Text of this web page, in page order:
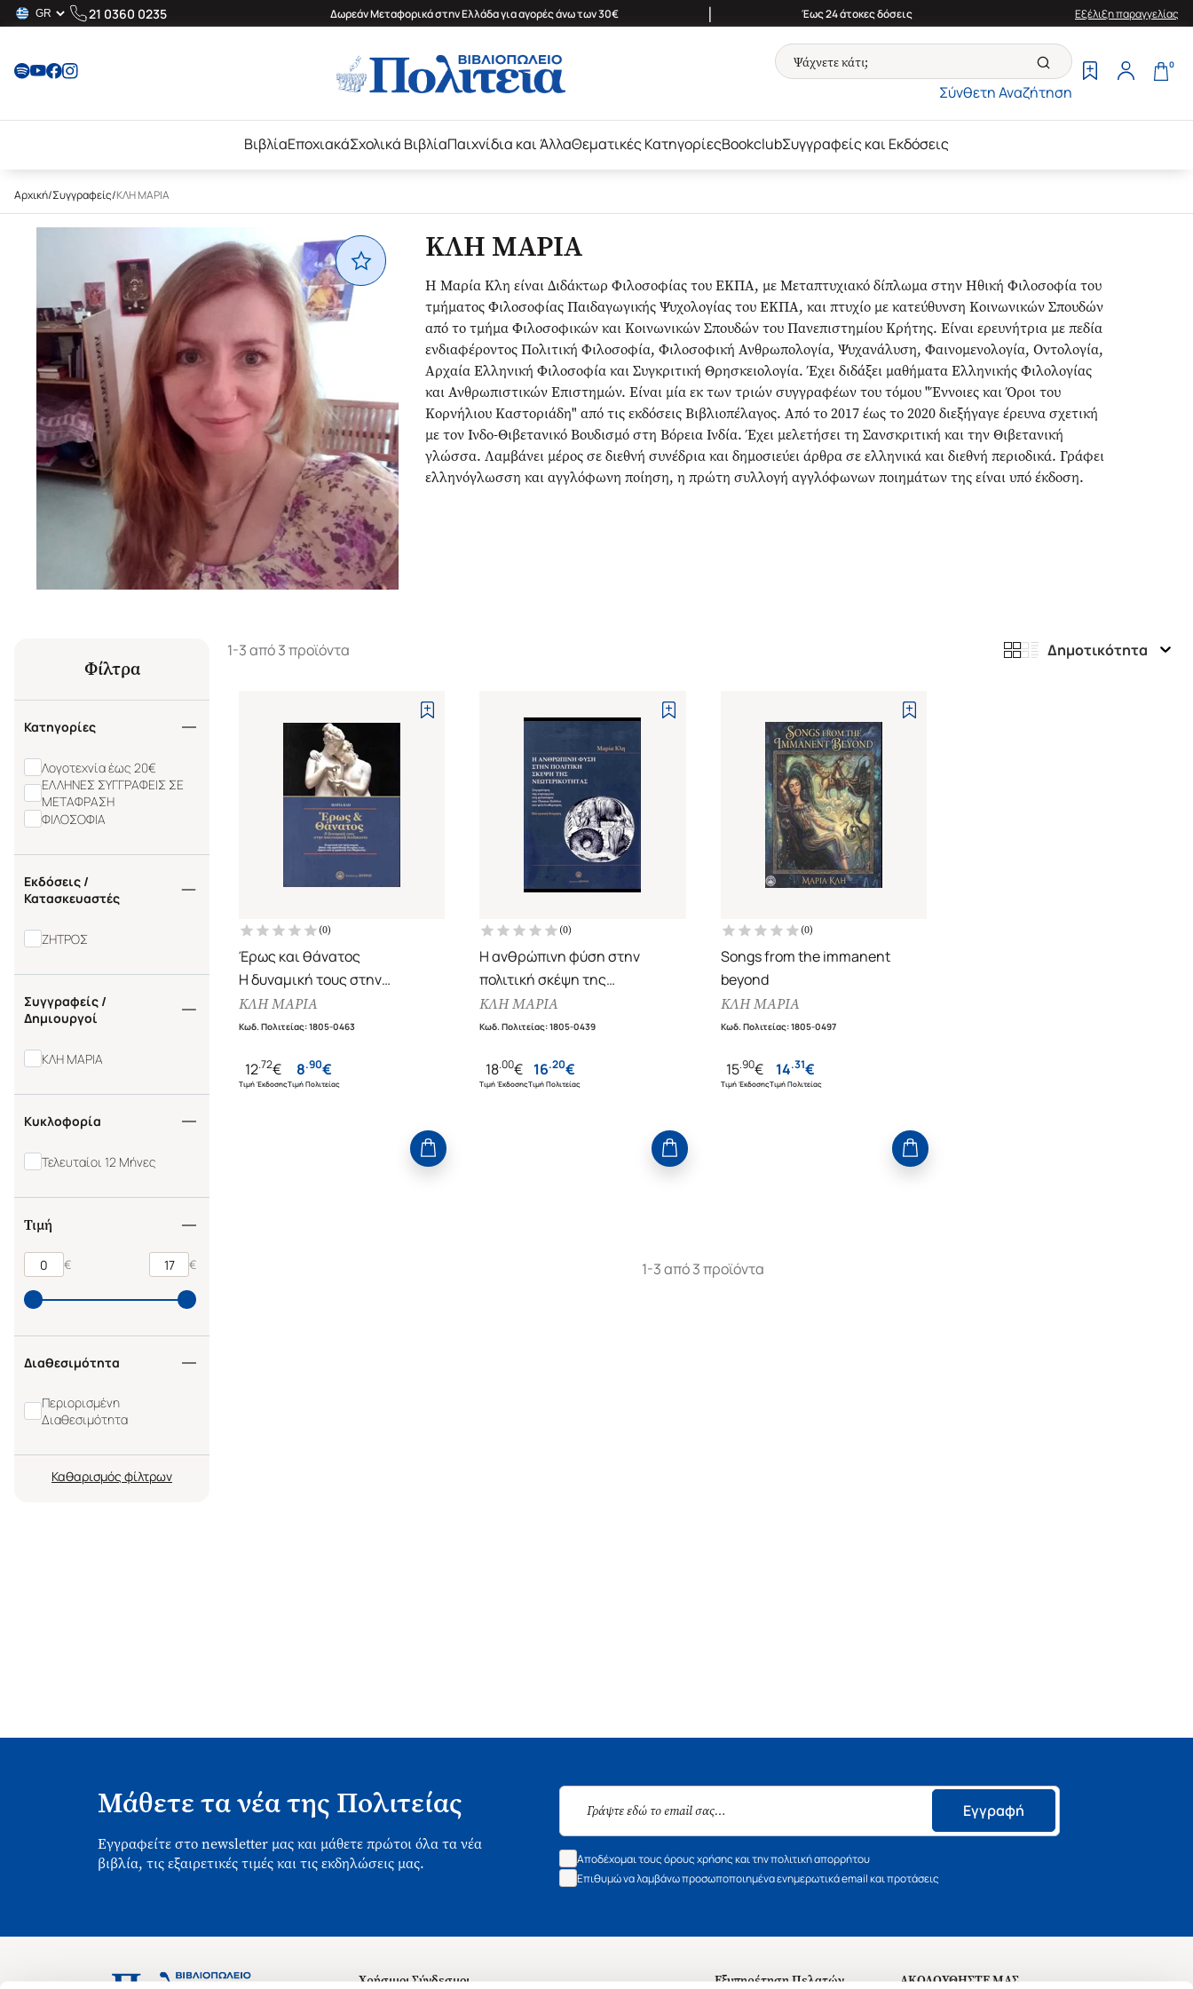
21 0360 0235 Δωρεάν Μεταφορικά στην Ελλάδα για αγορές άνω των 30€ | Έως 24 άτοκες δόσεις Εξέλιξη παραγγελίας
Σύνθετη Αναζήτηση
0
ΒιβλίαΕποχιακάΣχολικά ΒιβλίαΠαιχνίδια και ΆλλαΘεματικές ΚατηγορίεςBookclubΣυγγραφείς και Εκδόσεις
Αρχική/Συγγραφείς/ΚΛΗ ΜΑΡΙΑ
ΚΛΗ ΜΑΡΙΑ
Η Μαρία Κλη είναι Διδάκτωρ Φιλοσοφίας του ΕΚΠΑ, με Μεταπτυχιακό δίπλωμα στην Ηθική Φιλοσοφία του
τμήματος Φιλοσοφίας Παιδαγωγικής Ψυχολογίας του ΕΚΠΑ, και πτυχίο με κατεύθυνση Κοινωνικών Σπουδών
από το τμήμα Φιλοσοφικών και Κοινωνικών Σπουδών του Πανεπιστημίου Κρήτης. Είναι ερευνήτρια με πεδία
ενδιαφέροντος Πολιτική Φιλοσοφία, Φιλοσοφική Ανθρωπολογία, Ψυχανάλυση, Φαινομενολογία, Οντολογία,
Αρχαία Ελληνική Φιλοσοφία και Συγκριτική Θρησκειολογία. Έχει διδάξει μαθήματα Ελληνικής Φιλολογίας
και Ανθρωπιστικών Επιστημών. Είναι μία εκ των τριών συγγραφέων του τόμου "Έννοιες και Όροι του
Κορνήλιου Καστοριάδη" από τις εκδόσεις Βιβλιοπέλαγος. Από το 2017 έως το 2020 διεξήγαγε έρευνα σχετική
με τον Ινδο-Θιβετανικό Βουδισμό στη Βόρεια Ινδία. Έχει μελετήσει τη Σανσκριτική και την Θιβετανική
γλώσσα. Λαμβάνει μέρος σε διεθνή συνέδρια και δημοσιεύει άρθρα σε ελληνικά και διεθνή περιοδικά. Γράφει
ελληνόγλωσση και αγγλόφωνη ποίηση, η πρώτη συλλογή αγγλόφωνων ποιημάτων της είναι υπό έκδοση.
Φίλτρα
Κατηγορίες
Λογοτεχνία έως 20€
ΕΛΛΗΝΕΣ ΣΥΓΓΡΑΦΕΙΣ ΣΕ
ΜΕΤΑΦΡΑΣΗ
ΦΙΛΟΣΟΦΙΑ
Εκδόσεις /
Κατασκευαστές
ΖΗΤΡΟΣ
Συγγραφείς /
Δημιουργοί
ΚΛΗ ΜΑΡΙΑ
Κυκλοφορία
Τελευταίοι 12 Μήνες
Τιμή
€ €
Διαθεσιμότητα
Περιορισμένη
Διαθεσιμότητα
Καθαρισμός
1-3 από 3 προϊόντα Δημοτικότητα
(0)
Έρως και θάνατος
Η δυναμική τους στην
πολιτισμική διαδικασία
ΚΛΗ ΜΑΡΙΑ
Κωδ. Πολιτείας:1805-0463
12.72€
Τιμή Έκδοσης
8.90€
Τιμή Πολιτείας
(0)
Η ανθρώπινη φύση στην
πολιτική σκέψη της
νεωτερικότητας: συγκρότηση
της κυριαρχίας στη φιλοσοφία
φιλελευθερισμός
Μια κριτική θεώρηση
ΚΛΗ ΜΑΡΙΑ
Κωδ. Πολιτείας:1805-0439
18.00€
Τιμή Έκδοσης
16.20€
Τιμή Πολιτείας
(0)
Songs from the immanent
beyond
ΚΛΗ ΜΑΡΙΑ
Κωδ. Πολιτείας:1805-0497
15.90€
Τιμή Έκδοσης
14.31€
Τιμή Πολιτείας
1-3 από 3 προϊόντα
Μάθετε τα νέα της Πολιτείας
Εγγραφείτε στο newsletter μας και μάθετε πρώτοι όλα τα νέα
βιβλία, τις εξαιρετικές τιμές και τις εκδηλώσεις μας.
Εγγραφή
Αποδέχομαι τους όρους χρήσης και την πολιτική απορρήτου
Επιθυμώ να λαμβάνω προσωποποιημένα ενημερωτικά email και προτάσεις
Χρήσιμοι Σύνδεσμοι Εξυπηρέτηση Πελατών ΑΚΟΛΟΥΘΗΣΤΕ ΜΑΣ